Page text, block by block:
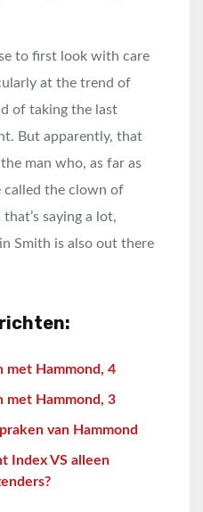
to first look with care
at the trend of
of taking the last
But apparently, that
man who, as far as
called the clown of
saying a lot,
Smith is also out there
met Hammond, 4
met Hammond, 3
van Hammond
Index VS alleen